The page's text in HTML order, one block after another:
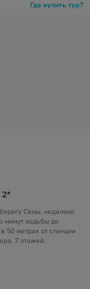
Где купить тур?
2*
Сены, недалеко
минут ходьбы до
50 метрах от станции
7 этажей.